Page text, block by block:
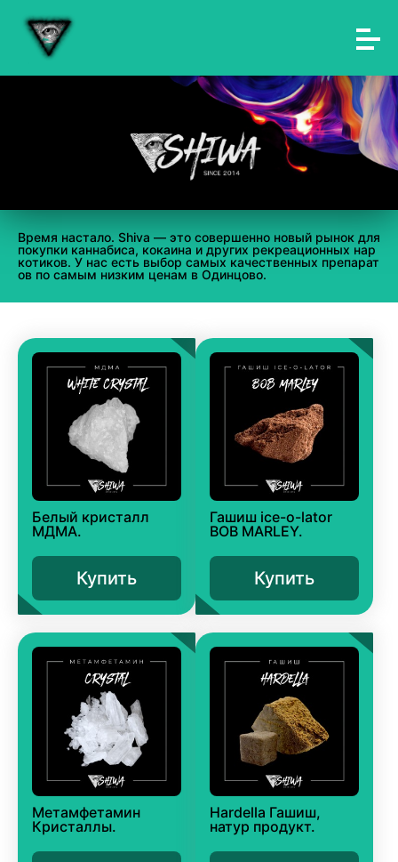
Время настало. Shiva — это совершенно новый рынок для
покупки каннабиса, кокаина и других рекреационных нар
котиков. У нас есть выбор самых качественных препарат
ов по самым низким ценам в Одинцово.
Белый кристалл
МДМА.
Купить
Гашиш ice-o-lator
BOB MARLEY.
Купить
Метамфетамин
Кристаллы.
Hardella Гашиш,
натур продукт.